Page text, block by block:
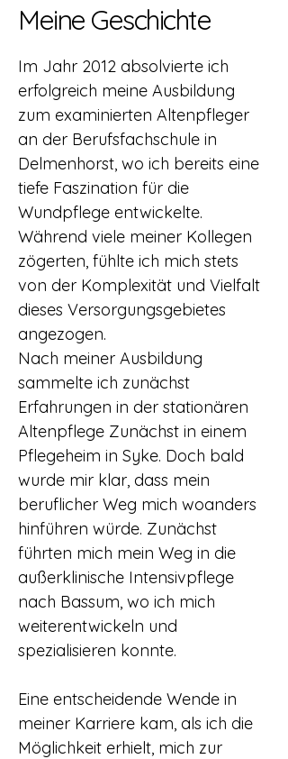
Meine Geschichte
Im Jahr 2012 absolvierte ich
erfolgreich meine Ausbildung
zum examinierten Altenpfleger
an der Berufsfachschule in
Delmenhorst, wo ich bereits eine
tiefe Faszination für die
Wundpflege entwickelte.
Während viele meiner Kollegen
zögerten, fühlte ich mich stets
von der Komplexität und Vielfalt
dieses Versorgungsgebietes
angezogen.
Nach meiner Ausbildung
sammelte ich zunächst
Erfahrungen in der stationären
Altenpflege Zunächst in einem
Pflegeheim in Syke. Doch bald
wurde mir klar, dass mein
beruflicher Weg mich woanders
hinführen würde. Zunächst
führten mich mein Weg in die
außerklinische Intensivpflege
nach Bassum, wo ich mich
weiterentwickeln und
spezialisieren konnte.
Eine entscheidende Wende in
meiner Karriere kam, als ich die
Möglichkeit erhielt, mich zur